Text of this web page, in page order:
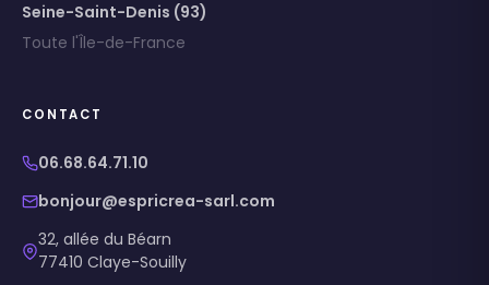
Seine-Saint-Denis (93)
Toute l'Île-de-France
CONTACT
06.68.64.71.10
bonjour@espricrea-sarl.com
32, allée du Béarn
77410 Claye-Souilly